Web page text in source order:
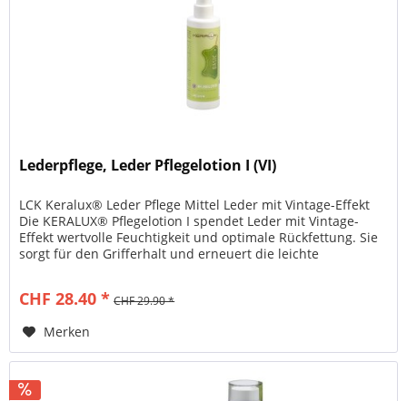
Lederpflege, Leder Pflegelotion I (VI)
LCK Keralux® Leder Pflege Mittel Leder mit Vintage-Effekt
Die KERALUX® Pflegelotion I spendet Leder mit Vintage-
Effekt wertvolle Feuchtigkeit und optimale Rückfettung. Sie
sorgt für den Grifferhalt und erneuert die leichte
CHF 28.40 * CHF 29.90 *
Merken